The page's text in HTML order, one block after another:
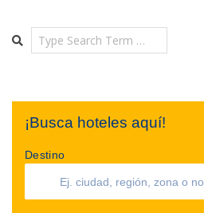
Search
¡Busca hoteles aquí!
Destino